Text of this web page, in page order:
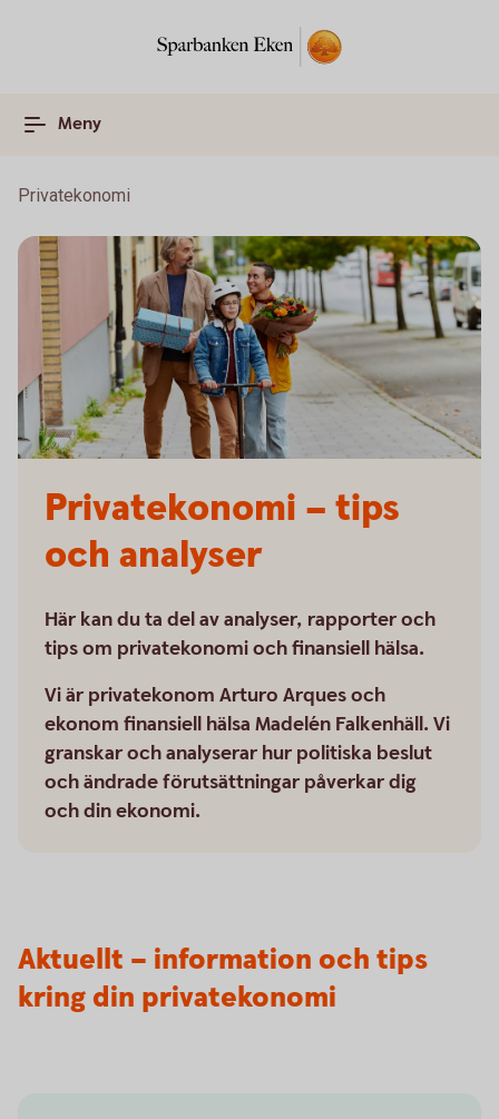
Meny
Privatekonomi
Privatekonomi – tips
och analyser
Här kan du ta del av analyser, rapporter och
tips om privatekonomi och finansiell hälsa.
Vi är privatekonom Arturo Arques och
ekonom finansiell hälsa Madelén Falkenhäll. Vi
granskar och analyserar hur politiska beslut
och ändrade förutsättningar påverkar dig
och din ekonomi.
Aktuellt – information och tips
kring din privatekonomi